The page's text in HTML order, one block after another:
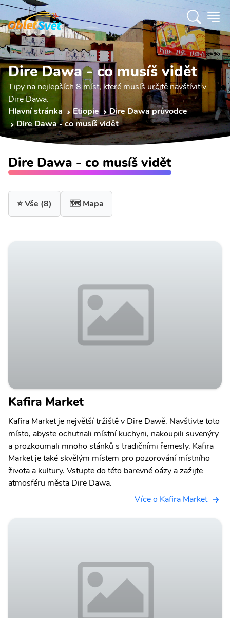
Dire Dawa - co musíš vidět
Tipy na nejlepších 8 míst, které musíš určitě navštívit v
Dire Dawa.
Hlavní stránka
Etiopie
Dire Dawa průvodce
Dire Dawa - co musíš vidět
Dire Dawa - co musíš vidět
⭐ Vše (8) 🗺️ Mapa
Kafira Market
Kafira Market je největší tržiště v Dire Dawě. Navštivte toto
místo, abyste ochutnali místní kuchyni, nakoupili suvenýry
a prozkoumali mnoho stánků s tradičními řemesly. Kafira
Market je také skvělým místem pro pozorování místního
života a kultury. Vstupte do této barevné oázy a zažijte
atmosféru města Dire Dawa.
Více o Kafira Market